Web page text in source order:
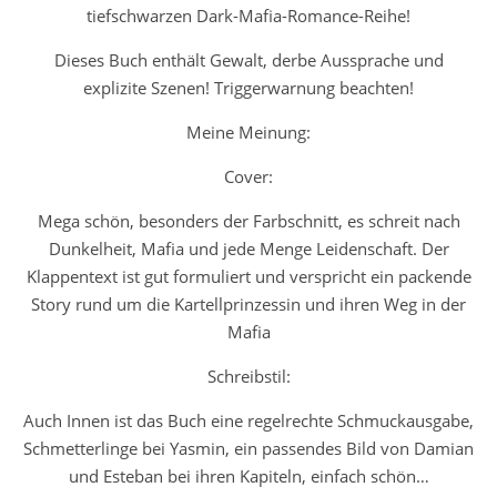
tiefschwarzen Dark-Mafia-Romance-Reihe!
Dieses Buch enthält Gewalt, derbe Aussprache und
explizite Szenen! Triggerwarnung beachten!
Meine Meinung:
Cover:
Mega schön, besonders der Farbschnitt, es schreit nach
Dunkelheit, Mafia und jede Menge Leidenschaft. Der
Klappentext ist gut formuliert und verspricht ein packende
Story rund um die Kartellprinzessin und ihren Weg in der
Mafia
Schreibstil:
Auch Innen ist das Buch eine regelrechte Schmuckausgabe,
Schmetterlinge bei Yasmin, ein passendes Bild von Damian
und Esteban bei ihren Kapiteln, einfach schön…